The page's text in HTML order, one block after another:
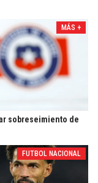
MÁS +
sobreseimiento de
FUTBOL NACIONAL